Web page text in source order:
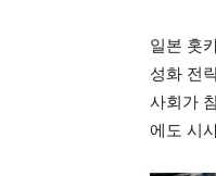
일본 홋
성화 전
사회가
에도 시